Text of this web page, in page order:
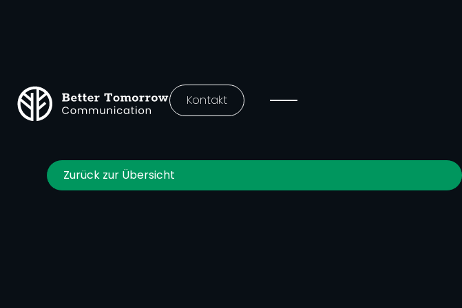
Kontakt
Zurück zur Übersicht